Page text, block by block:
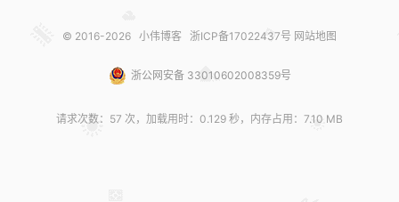
© 2016-2026 小伟博客 浙ICP备17022437号 网站地图
浙公网安备 33010602008359号
请求次数：57 次，加载用时：0.129 秒，内存占用：7.10 MB